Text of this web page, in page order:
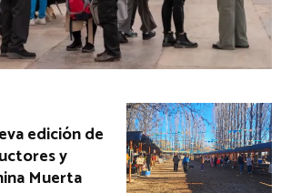
edición de
y
Muerta